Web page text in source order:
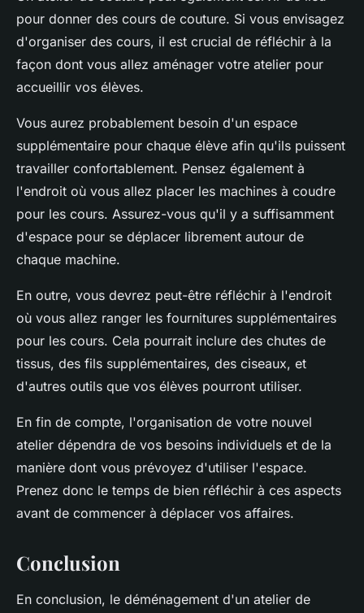
pour donner des cours de couture. Si vous envisagez
d'organiser des cours, il est crucial de réfléchir à la
façon dont vous allez aménager votre atelier pour
accueillir vos élèves.
Vous aurez probablement besoin d'un espace
supplémentaire pour chaque élève afin qu'ils puissent
travailler confortablement. Pensez également à
l'endroit où vous allez placer les machines à coudre
pour les cours. Assurez-vous qu'il y a suffisamment
d'espace pour se déplacer librement autour de
chaque machine.
En outre, vous devrez peut-être réfléchir à l'endroit
où vous allez ranger les fournitures supplémentaires
pour les cours. Cela pourrait inclure des chutes de
tissus, des fils supplémentaires, des ciseaux, et
d'autres outils que vos élèves pourront utiliser.
En fin de compte, l'organisation de votre nouvel
atelier dépendra de vos besoins individuels et de la
manière dont vous prévoyez d'utiliser l'espace.
Prenez donc le temps de bien réfléchir à ces aspects
avant de commencer à déplacer vos affaires.
Conclusion
En conclusion, le déménagement d'un atelier de